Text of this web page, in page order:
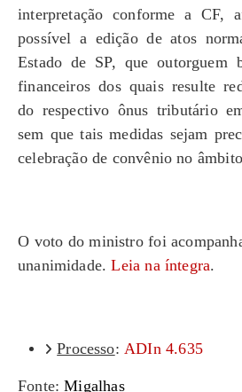
interpretação conforme a CF,
possível a edição de atos
Estado de SP, que outorguem
financeiros dos quais resulte
do respectivo ônus tributário
sem que tais medidas sejam
celebração de convênio no
O voto do ministro foi
unanimidade.Leia na íntegra.
Processo:ADIn 4.635
Fonte:Migalhas